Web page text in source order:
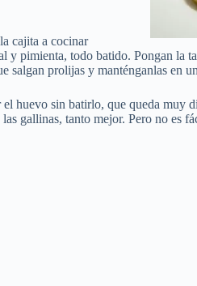
cajita a cocinar
pimienta, todo batido. Pongan la
prolijas y manténganlas en
huevo sin batirlo, que queda muy
gallinas, tanto mejor. Pero no es